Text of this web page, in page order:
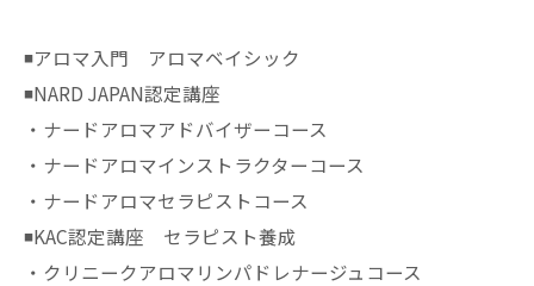
◾️アロマ入門 アロマベイシック
◾️NARD JAPAN認定講座
・ナードアロマアドバイザーコース
・ナードアロマインストラクターコース
・ナードアロマセラピストコース
◾️KAC認定講座 セラピスト養成
・クリニークアロマリンパドレナージュコース